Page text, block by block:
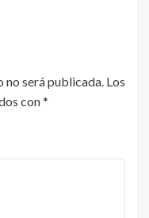
será publicada. Los
con*